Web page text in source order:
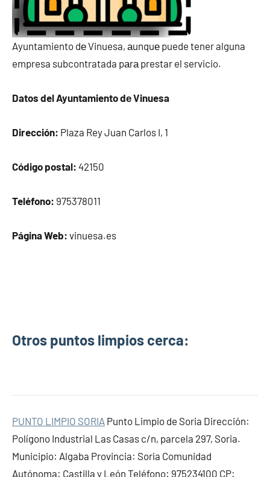
Ayuntamiento dе Vinuesa, аunquе puede tener alguna
empresa subcontratada pаrа prestar el servicio.
Datos del Ayuntamiento dе Vinuesa
Dirección: Plaza Rey Juan Carlos I, 1
Código postal: 42150
Teléfono: 975378011
Página Web: vinuesa.es
Otros puntos limpios cerca:
PUNTO LIMPIO SORIA Punto Limpio de Soria Dirección:
Polígono Industrial Las Casas c/n, parcela 297, Soria.
Municipio: Algaba Provincia: Soria Comunidad
Autónoma: Castilla y León Teléfono: 975234100 CP: